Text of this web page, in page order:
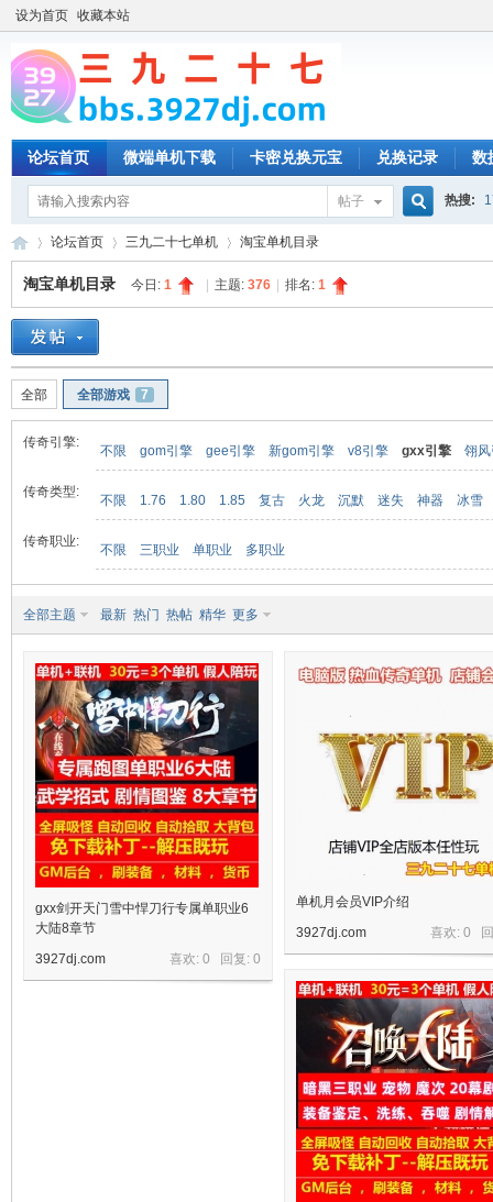
设为首页 收藏本站
论坛首页 微端单机下载 卡密兑换元宝 兑换记录 数
帖子 热搜:
»
论坛首页 三九二十七单机 淘宝单机目录
淘宝单机目录 今日: 1 主题: 376 排名: 1
全部 全部游戏 7
传奇引擎:
不限 gom引擎 gee引擎 新gom引擎 v8引擎 gxx引擎 翎
传奇类型:
不限 1.76 1.80 1.85 复古 火龙 沉默 迷失 神器 冰雪
传奇职业:
不限 三职业 单职业 多职业
全部主题 最新 热门 热帖 精华 更多
gxx剑开天门雪中悍刀行专属单职业6
大陆8章节
喜欢: 0 回复: 0
3927dj.com
单机月会员VIP介绍
喜欢: 0
3927dj.com